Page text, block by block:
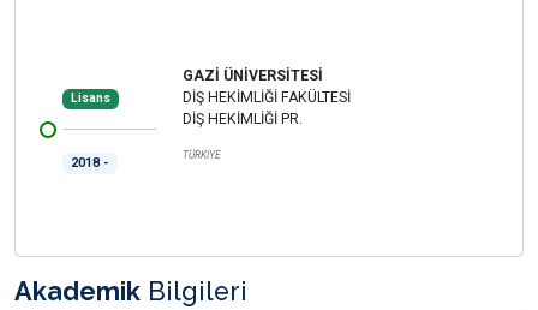
Lisans
2018 -
GAZİ ÜNİVERSİTESİ
DİŞ HEKİMLİĞİ FAKÜLTESİ
DİŞ HEKİMLİĞİ PR.
TÜRKİYE
Akademik Bilgileri